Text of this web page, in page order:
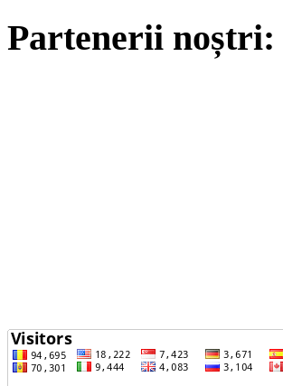
Partenerii noștri: